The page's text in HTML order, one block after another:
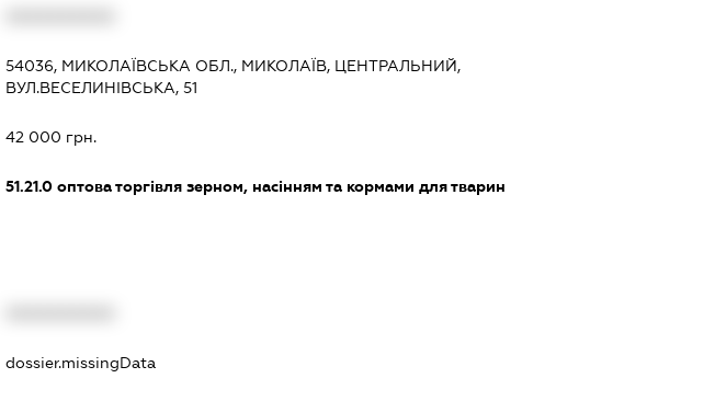
54036, МИКОЛАЇВСЬКА ОБЛ., МИКОЛАЇВ, ЦЕНТРАЛЬНИЙ,
ВУЛ.ВЕСЕЛИНІВСЬКА, 51
42 000 грн.
51.21.0 оптова торгівля зерном, насінням та кормами для тварин
dossier.missingData